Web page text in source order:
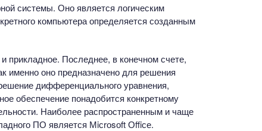
системы. Оно является логическим
компьютера определяется созданным
прикладное. Последнее, в конечном счете,
именно оно предназначено для решения
дифференциального уравнения,
обеспечение понадобится конкретному
Наиболее распространенным и чаще
ПО является Мiсrоsоft Оffiсе.